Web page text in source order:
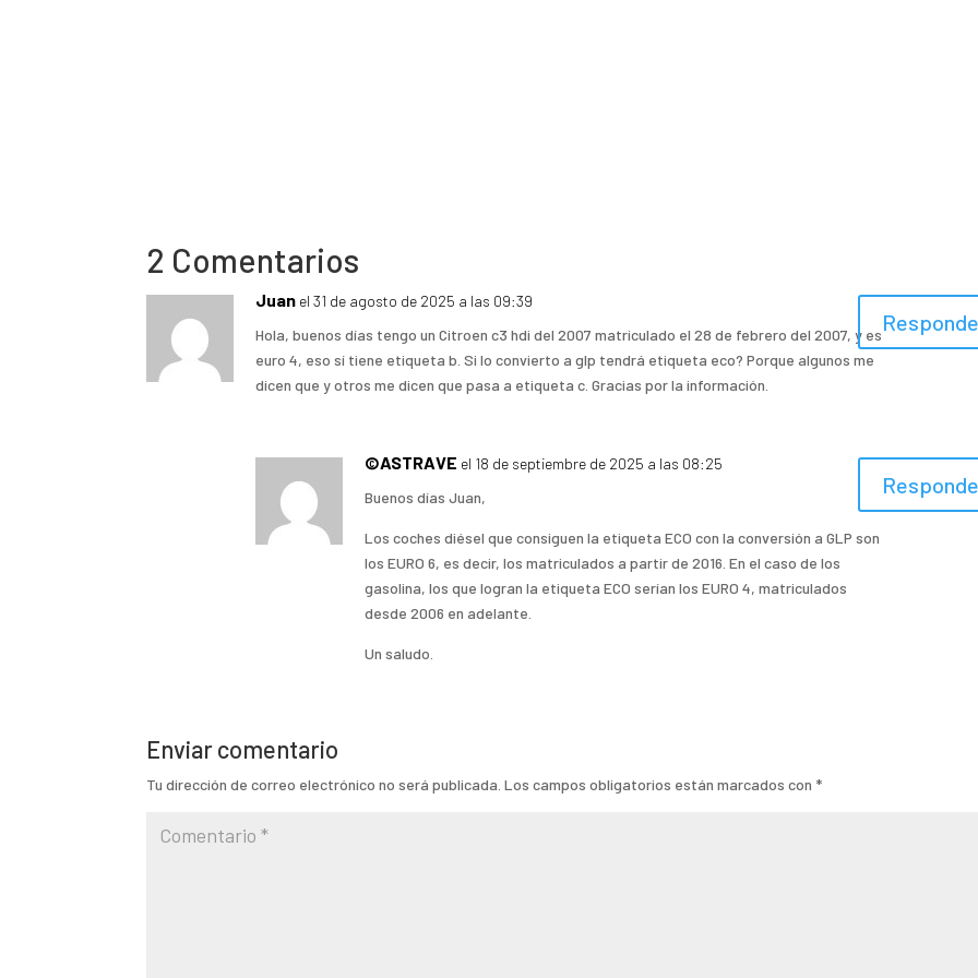
2 Comentarios
Juan el 31 de agosto de 2025 a las 09:39
Hola, buenos días tengo un Citroen c3 hdi del 2007 matriculado el 28 de febrero del 2007, y es
euro 4, eso sí tiene etiqueta b. Si lo convierto a glp tendrá etiqueta eco? Porque algunos me
dicen que y otros me dicen que pasa a etiqueta c. Gracias por la información.
©ASTRAVE el 18 de septiembre de 2025 a las 08:25
Buenos días Juan,
Los coches diésel que consiguen la etiqueta ECO con la conversión a GLP son
los EURO 6, es decir, los matriculados a partir de 2016. En el caso de los
gasolina, los que logran la etiqueta ECO serían los EURO 4, matriculados
desde 2006 en adelante.
Un saludo.
Enviar comentario
Tu dirección de correo electrónico no será publicada. Los campos obligatorios están marcados con *